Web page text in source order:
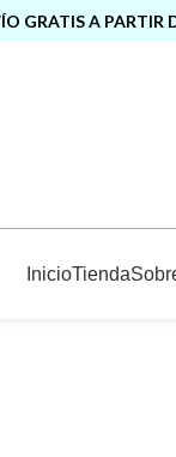
GRATIS A PARTIR
InicioTienda